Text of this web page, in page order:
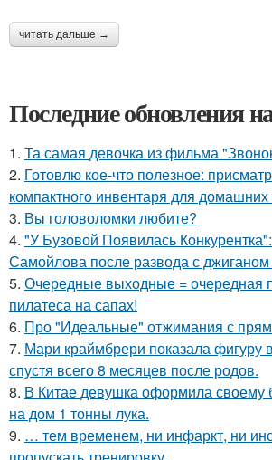
читать дальше →
Последние обновления
1. Та самая девочка из фильма
2. Готовлю кое-что полезное:
компактного инвентаря для домашних
3. Вы головоломки любите?
4. "У Бузовой Появилась
Самойлова после развода с
5. Очередные выходные = очередная
пилатеса на сапах!
6. Про "Идеальные" отжимания с
7. Мари краймбрери показала фигуру
спустя всего 8 месяцев после родов.
8. В Китае девушка оформила своему
на дом 1 тонны лука.
9. … тем временем, ни инфаркт, ни